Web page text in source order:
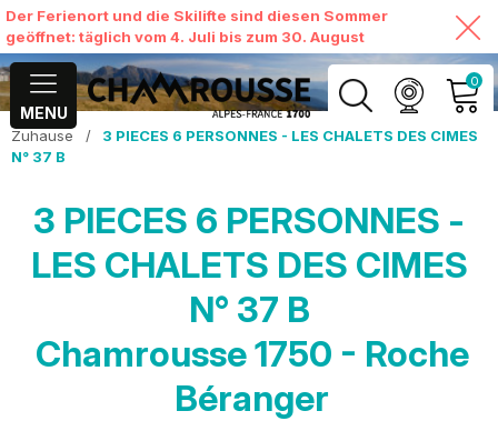
Der Ferienort und die Skilifte sind diesen Sommer
geöffnet: täglich vom 4. Juli bis zum 30. August
MENU
0
MEIN KONTO
ANSEHEN
Zuhause /
3 PIECES 6 PERSONNES - LES CHALETS DES CIMES
N° 37 B
3 PIECES 6 PERSONNES -
LES CHALETS DES CIMES
N° 37 B
Chamrousse 1750 - Roche
Béranger